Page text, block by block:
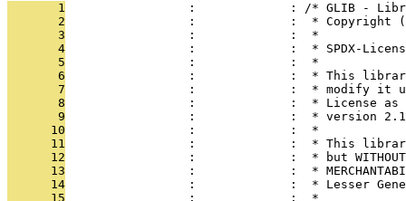
       1
:             : /* GLIB -
       2
:             :  * Copyright
       3
                 :             :  *
       4
:             :  * SPDX-
       5
                 :             :  *
       6
:             :  * This
       7
:             :  * modify it
       8
:             :  * License
       9
:             :  * version
      10
                 :             :  *
      11
:             :  * This
      12
:             :  * but
      13
:             :  *
      14
:             :  * Lesser
      15
                 :             :  *